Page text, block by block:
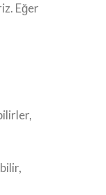
Eğer